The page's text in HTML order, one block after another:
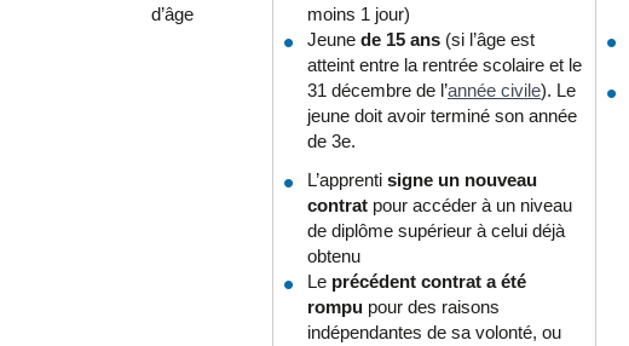
d’âge
moins 1 jour)
Jeune de 15 ans (si l’âge est
atteint entre la rentrée scolaire et le
31 décembre de l’année civile). Le
jeune doit avoir terminé son année
de 3e.
L’apprenti signe un nouveau
contrat pour accéder à un niveau
de diplôme supérieur à celui déjà
obtenu
Le précédent contrat a été
rompu pour des raisons
indépendantes de sa volonté, ou